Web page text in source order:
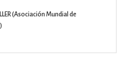
(Asociación Mundial de